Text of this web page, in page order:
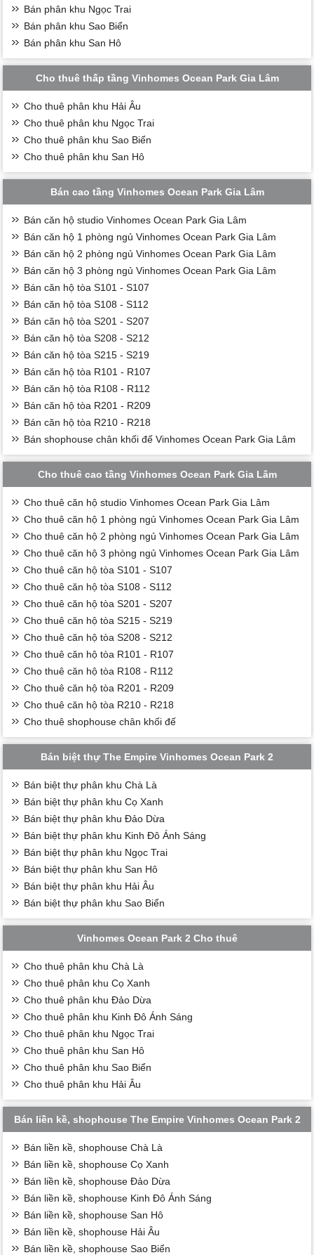
Bán phân khu Ngọc Trai
Bán phân khu Sao Biển
Bán phân khu San Hô
Cho thuê thấp tầng Vinhomes Ocean Park Gia Lâm
Cho thuê phân khu Hải Âu
Cho thuê phân khu Ngọc Trai
Cho thuê phân khu Sao Biển
Cho thuê phân khu San Hô
Bán cao tầng Vinhomes Ocean Park Gia Lâm
Bán căn hộ studio Vinhomes Ocean Park Gia Lâm
Bán căn hộ 1 phòng ngủ Vinhomes Ocean Park Gia Lâm
Bán căn hộ 2 phòng ngủ Vinhomes Ocean Park Gia Lâm
Bán căn hộ 3 phòng ngủ Vinhomes Ocean Park Gia Lâm
Bán căn hộ tòa S101 - S107
Bán căn hộ tòa S108 - S112
Bán căn hộ tòa S201 - S207
Bán căn hộ tòa S208 - S212
Bán căn hộ tòa S215 - S219
Bán căn hộ tòa R101 - R107
Bán căn hộ tòa R108 - R112
Bán căn hộ tòa R201 - R209
Bán căn hộ tòa R210 - R218
Bán shophouse chân khối đế Vinhomes Ocean Park Gia Lâm
Cho thuê cao tầng Vinhomes Ocean Park Gia Lâm
Cho thuê căn hộ studio Vinhomes Ocean Park Gia Lâm
Cho thuê căn hộ 1 phòng ngủ Vinhomes Ocean Park Gia Lâm
Cho thuê căn hộ 2 phòng ngủ Vinhomes Ocean Park Gia Lâm
Cho thuê căn hộ 3 phòng ngủ Vinhomes Ocean Park Gia Lâm
Cho thuê căn hộ tòa S101 - S107
Cho thuê căn hộ tòa S108 - S112
Cho thuê căn hộ tòa S201 - S207
Cho thuê căn hộ tòa S215 - S219
Cho thuê căn hộ tòa S208 - S212
Cho thuê căn hộ tòa R101 - R107
Cho thuê căn hộ tòa R108 - R112
Cho thuê căn hộ tòa R201 - R209
Cho thuê căn hộ tòa R210 - R218
Cho thuê shophouse chân khối đế
Bán biệt thự The Empire Vinhomes Ocean Park 2
Bán biệt thự phân khu Chà Là
Bán biệt thự phân khu Cọ Xanh
Bán biệt thự phân khu Đảo Dừa
Bán biệt thự phân khu Kinh Đô Ánh Sáng
Bán biệt thự phân khu Ngọc Trai
Bán biệt thự phân khu San Hô
Bán biệt thự phân khu Hải Âu
Bán biệt thự phân khu Sao Biển
Vinhomes Ocean Park 2 Cho thuê
Cho thuê phân khu Chà Là
Cho thuê phân khu Cọ Xanh
Cho thuê phân khu Đảo Dừa
Cho thuê phân khu Kinh Đô Ánh Sáng
Cho thuê phân khu Ngọc Trai
Cho thuê phân khu San Hô
Cho thuê phân khu Sao Biển
Cho thuê phân khu Hải Âu
Bán liền kề, shophouse The Empire Vinhomes Ocean Park 2
Bán liền kề, shophouse Chà Là
Bán liền kề, shophouse Cọ Xanh
Bán liền kề, shophouse Đảo Dừa
Bán liền kề, shophouse Kinh Đô Ánh Sáng
Bán liền kề, shophouse San Hô
Bán liền kề, shophouse Hải Âu
Bán liền kề, shophouse Sao Biển